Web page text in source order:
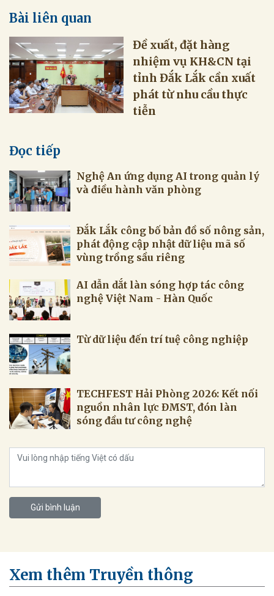
Bài liên quan
Đề xuất, đặt hàng
nhiệm vụ KH&CN tại
tỉnh Đắk Lắk cần xuất
phát từ nhu cầu thực
tiễn
Đọc tiếp
Nghệ An ứng dụng AI trong quản lý
và điều hành văn phòng
Đắk Lắk công bố bản đồ số nông sản,
phát động cập nhật dữ liệu mã số
vùng trồng sầu riêng
AI dẫn dắt làn sóng hợp tác công
nghệ Việt Nam - Hàn Quốc
Từ dữ liệu đến trí tuệ công nghiệp
TECHFEST Hải Phòng 2026: Kết nối
nguồn nhân lực ĐMST, đón làn
sóng đầu tư công nghệ
Gửi bình luận
Xem thêm Truyền thông